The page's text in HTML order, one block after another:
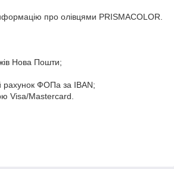
про олівцями PRISMACOLOR.
Нова Пошти;
рахунок ФОПа за IBAN;
Visa/Mastercard.